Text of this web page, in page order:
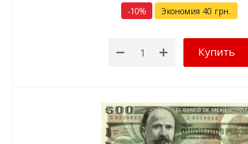
-10% Экономия 40 грн.
Купить